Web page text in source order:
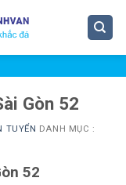
Gòn 52
TUYỂN
DANH MỤC :
52